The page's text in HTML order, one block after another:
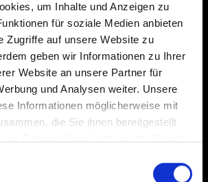
um Inhalte und Anzeigen zu
für soziale Medien anbieten
Zugriffe auf unsere Website zu
geben wir Informationen zu Ihrer
Website an unsere Partner für
und Analysen weiter. Unsere
Informationen möglicherweise mit
die Sie ihnen bereitgestellt
im